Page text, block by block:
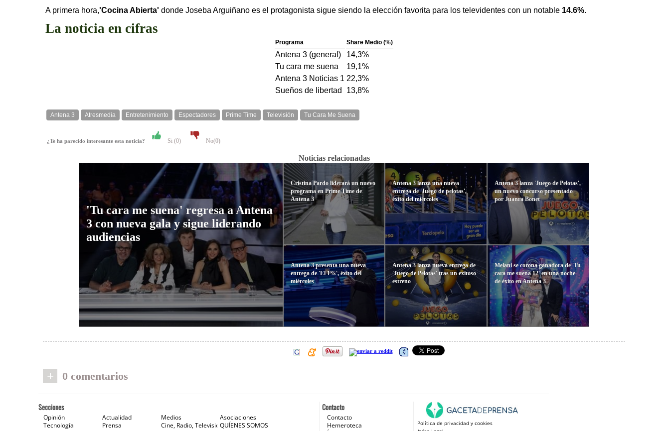
A primera hora,'Cocina Abierta' donde Joseba Arguiñano es el protagonista sigue siendo la elección favorita para los televidentes con un notable 14.6%.
La noticia en cifras
Programa Share Medio (%)
Antena 3 (general)
14,3%
Tu cara me suena
19,1%
Antena 3 Noticias 1 22,3%
Sueños de libertad
13,8%
Antena 3 Atresmedia Entretenimiento Espectadores Prime Time Televisión Tu Cara Me Suena
¿Te ha parecido interesante esta noticia? Si (0) No(0)
Noticias relacionadas
'Tu cara me suena' regresa a Antena
3 con nueva gala y sigue liderando
audiencias
Cristina Pardo liderará un nuevo
programa en Prime Time de
Antena 3
Antena 3 presenta una nueva
entrega de 'El 1%', éxito del
miércoles
Antena 3 lanza una nueva
entrega de 'Juego de pelotas',
éxito del miércoles
Antena 3 lanza nueva entrega de
'Juego de Pelotas' tras un exitoso
estreno
Antena 3 lanza 'Juego de Pelotas',
un nuevo concurso presentado
por Juanra Bonet
Melani se corona ganadora de 'Tu
cara me suena 12' en una noche
de éxito en Antena 3
+ 0 comentarios
Contacto
Contacto
Hemeroteca
Política de privacidad y cookies
Secciones
Opinión Actualidad Medios
Asociaciones
Tecnología
Prensa Cine, Radio, Televisión e Internet
QUÍENES SOMOS